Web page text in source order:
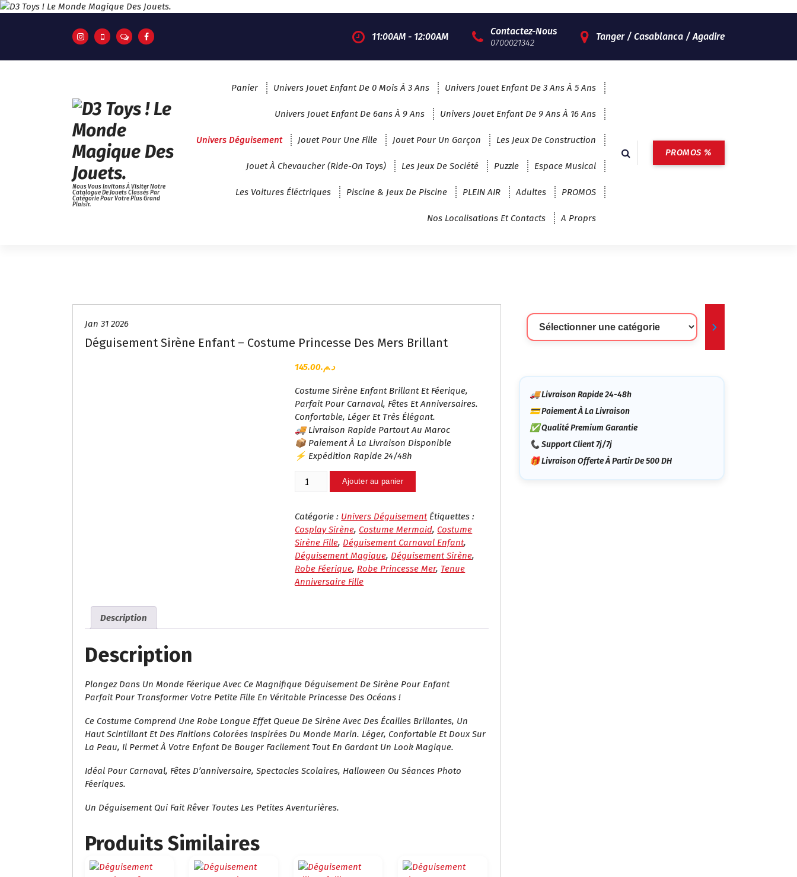
A
R
11:00AM - 12:00AM Contactez-Nous
0700021342
Tanger / Casablanca / Agadire
Nous Vous Invitons À Visiter Notre
Catalogue De Jouets Classés Par
Catégorie Pour Votre Plus Grand
Plaisir.
Panier Univers Jouet Enfant De 0 Mois À 3 Ans Univers Jouet Enfant De 3 Ans À 5 Ans
Univers Jouet Enfant De 6ans À 9 Ans Univers Jouet Enfant De 9 Ans À 16 Ans
Univers Déguisement Jouet Pour Une Fille Jouet Pour Un Garçon Les Jeux De Construction
Jouet À Chevaucher (Ride-On Toys) Les Jeux De Société Puzzle Espace Musical
Les Voitures Éléctriques Piscine & Jeux De Piscine PLEIN AIR Adultes PROMOS
Nos Localisations Et Contacts A Proprs
PROMOS %
Jan 31 2026
Déguisement Sirène Enfant – Costume Princesse Des Mers Brillant
د.م.145.00
Costume Sirène Enfant Brillant Et Féerique,
Parfait Pour Carnaval, Fêtes Et Anniversaires.
Confortable, Léger Et Très Élégant.
🚚 Livraison Rapide Partout Au Maroc
📦 Paiement À La Livraison Disponible
⚡ Expédition Rapide 24/48h
Quantité
Sirène
Enfant
–
Costume
Princesse
Des
Ajouter au panier
Catégorie : Univers Déguisement Étiquettes :
Cosplay Sirène, Costume Mermaid, Costume
Sirène Fille, Déguisement Carnaval Enfant,
Déguisement Magique, Déguisement Sirène,
Robe Féerique, Robe Princesse Mer, Tenue
Anniversaire Fille
Description
Description
Plongez Dans Un Monde Féerique Avec Ce Magnifique Déguisement De Sirène Pour Enfant
Parfait Pour Transformer Votre Petite Fille En Véritable Princesse Des Océans !
Ce Costume Comprend Une Robe Longue Effet Queue De Sirène Avec Des Écailles Brillantes, Un
Haut Scintillant Et Des Finitions Colorées Inspirées Du Monde Marin. Léger, Confortable Et Doux Sur
La Peau, Il Permet À Votre Enfant De Bouger Facilement Tout En Gardant Un Look Magique.
Idéal Pour Carnaval, Fêtes D’anniversaire, Spectacles Scolaires, Halloween Ou Séances Photo
Féeriques.
Un Déguisement Qui Fait Rêver Toutes Les Petites Aventurières.
Produits Similaires
Sélectionner
Une
🚚 Livraison Rapide 24-48h
💳 Paiement À La Livraison
✅ Qualité Premium Garantie
📞 Support Client 7j/7j
🎁 Livraison Offerte À Partir De 500 DH